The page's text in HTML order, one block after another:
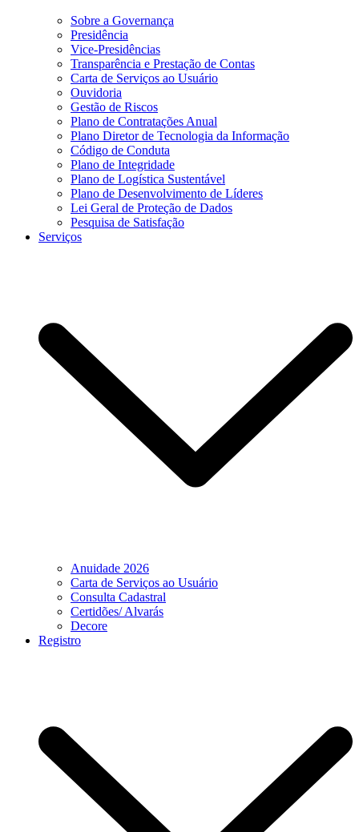
Sobre a Governança
Presidência
Vice-Presidências
Transparência e Prestação de Contas
Carta de Serviços ao Usuário
Ouvidoria
Gestão de Riscos
Plano de Contratações Anual
Plano Diretor de Tecnologia da Informação
Código de Conduta
Plano de Integridade
Plano de Logística Sustentável
Plano de Desenvolvimento de Líderes
Lei Geral de Proteção de Dados
Pesquisa de Satisfação
Serviços
Anuidade 2026
Carta de Serviços ao Usuário
Consulta Cadastral
Certidões/ Alvarás
Decore
Registro